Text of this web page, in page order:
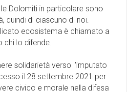
Dolomiti in particolare sono
quindi di ciascuno di noi.
ecosistema è chiamato a
chi lo difende.
solidarietà verso l'imputato
il 28 settembre 2021 per
civico e morale nella difesa